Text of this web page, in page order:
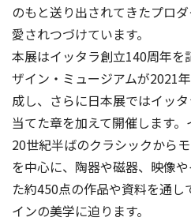
のもと送り出されてきたプロダ
愛されつづけています。
本展はイッタラ創立140周年
ザイン・ミュージアムが2021
成し、さらに日本展ではイッ
当てた章を加えて開催します
20世紀半ばのクラシックから
を中心に、陶器や磁器、映像
た約450点の作品や資料を通
インの美学に迫ります。